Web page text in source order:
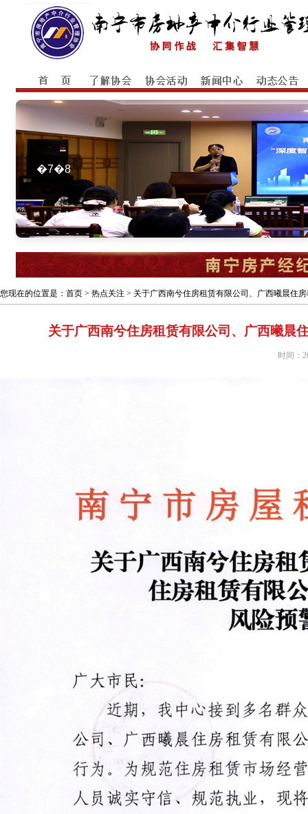
�7�8
您现在的位置是： 首页 > 热点关注 > 关于广西南兮住房租赁有限公司、广西曦晨住
关于广西南兮住房租赁有限公司、广西曦晨
时间：